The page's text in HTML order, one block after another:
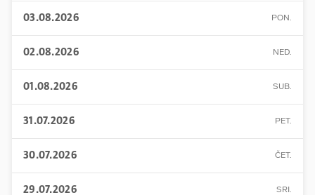
03.08.2026 PON.
02.08.2026 NED.
01.08.2026 SUB.
31.07.2026 PET.
30.07.2026 ČET.
29.07.2026 SRI.